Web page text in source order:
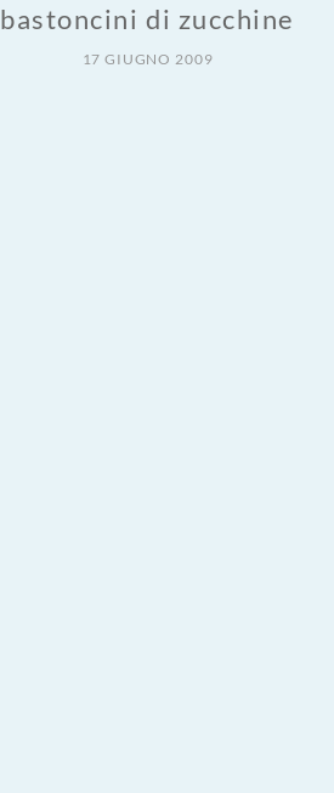
bastoncini di zucchine
17 GIUGNO 2009